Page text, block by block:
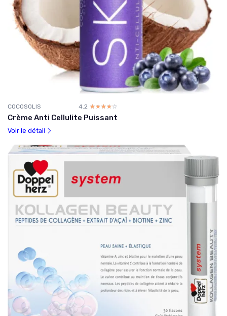
COCOSOLIS 4.2 ☆☆☆☆☆
★★★★★
Crème Anti Cellulite Puissant
Voir le détail